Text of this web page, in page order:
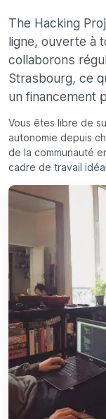
The Hacking
ligne, ouverte à
collaborons
Strasbourg, ce
un financement
Vous êtes libre de
autonomie depuis
de la communauté
cadre de travail